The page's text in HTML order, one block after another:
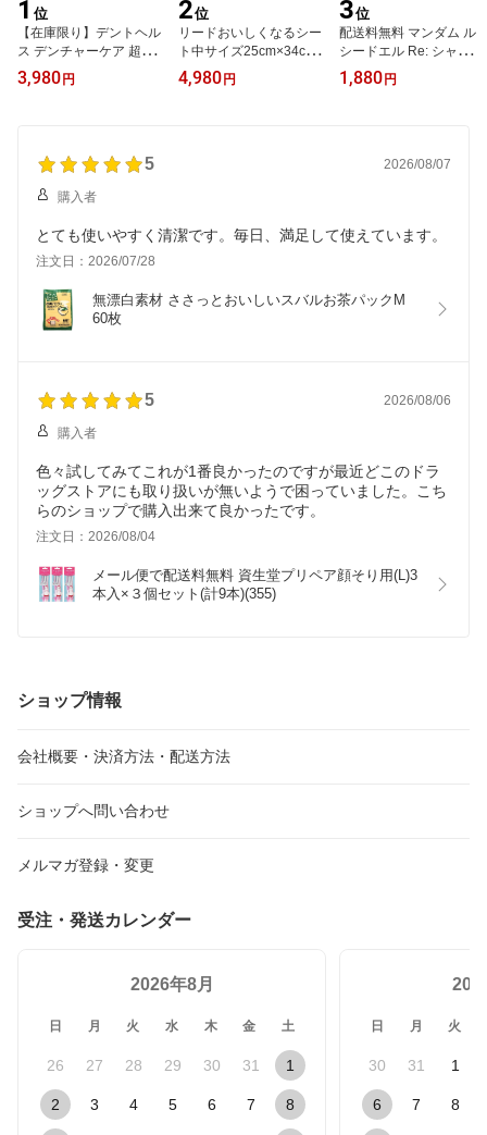
1 位
【在庫限り】デントヘル
ス デンチャーケア 超音
波入れ歯クリーン除菌液
250ml入×4個セット
3,980 円
2位
リードおいしくなるシー
ト中サイズ25cm×34cm
40枚箱×2個セット
4,980 円
3位
配送料無料 マンダム ル
シードエル Re: シャンプ
ー トリートメント 詰替 2
種類から2個選んで買え
1,880 円
5 2026/08/07
購入者
とても使いやすく清潔です。毎日、満足して使えています。
注文日：2026/07/28
無漂白素材 ささっとおいしいスバルお茶パックM
60枚
5 2026/08/06
購入者
色々試してみてこれが1番良かったのですが最近どこのドラ
ッグストアにも取り扱いが無いようで困っていました。こち
らのショップで購入出来て良かったです。
注文日：2026/08/04
メール便で配送料無料 資生堂プリペア顔そり用(L)3
本入×３個セット(計9本)(355)
ショップ情報
会社概要・決済方法・配送方法
ショップへ問い合わせ
メルマガ登録・変更
受注・発送カレンダー
2026年8月
日 月 火 水 木 金 土
26 27 28 29 30 31 1
2 3 4 5 6 7 8
日 月 火
30 31 1
6 7 8